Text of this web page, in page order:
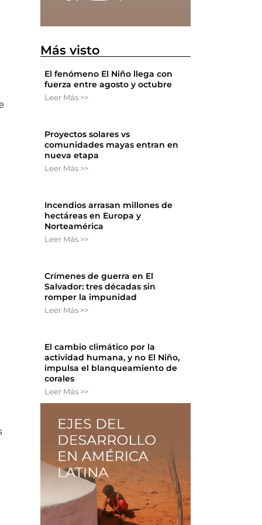
Más visto
El fenómeno El Niño llega con
fuerza entre agosto y octubre
Leer Más >>
Proyectos solares vs
comunidades mayas entran en
nueva etapa
Leer Más >>
Incendios arrasan millones de
hectáreas en Europa y
Norteamérica
Leer Más >>
Crímenes de guerra en El
Salvador: tres décadas sin
romper la impunidad
Leer Más >>
El cambio climático por la
actividad humana, y no El Niño,
impulsa el blanqueamiento de
corales
Leer Más >>